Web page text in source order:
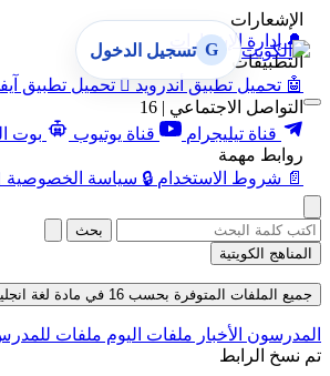
الإشعارات
🔔 إدارة الإشعارات
التطبيقات
🤖 تحميل تطبيق أندرويد  تحميل تطبيق
التواصل الاجتماعي | 16
قناة تيليجرام
قناة يوتيوب
بوت
روابط مهمة
📄 شروط الاستخدام 🔒 سياسة الخصوصية
G تسجيل الدخول
بحث
المناهج الكويتية
جميع الملفات المتوفرة بحسب 16 في مادة لغة انجليزية بحسب الفصل الثاني في قسم حلول حتى تاريخ 08-08-2026
المدرسون الأخبار ملفات اليوم ملفات
تم نسخ الرابط